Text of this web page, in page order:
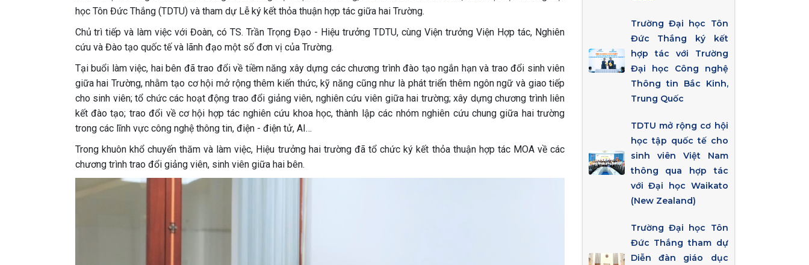
học Tôn Đức Thắng (TDTU) và tham dự Lễ ký kết thỏa thuận hợp tác giữa hai Trường.
Chủ trì tiếp và làm việc với Đoàn, có TS. Trần Trọng Đạo - Hiệu trưởng TDTU, cùng Viện trưởng Viện Hợp tác, Nghiên
cứu và Đào tạo quốc tế và lãnh đạo một số đơn vị của Trường.
Tại buổi làm việc, hai bên đã trao đổi về tiềm năng xây dựng các chương trình đào tạo ngắn hạn và trao đổi sinh viên
giữa hai Trường, nhằm tạo cơ hội mở rộng thêm kiến thức, kỹ năng cũng như là phát triển thêm ngôn ngữ và giao tiếp
cho sinh viên; tổ chức các hoạt động trao đổi giảng viên, nghiên cứu viên giữa hai trường; xây dựng chương trình liên
kết đào tạo; trao đổi về cơ hội hợp tác nghiên cứu khoa học, thành lập các nhóm nghiên cứu chung giữa hai trường
trong các lĩnh vực công nghệ thông tin, điện - điện tử, AI…
Trong khuôn khổ chuyến thăm và làm việc, Hiệu trưởng hai trường đã tổ chức ký kết thỏa thuận hợp tác MOA về các
chương trình trao đổi giảng viên, sinh viên giữa hai bên.
Trường Đại học Tôn
Đức Thắng ký kết
hợp tác với Trường
Đại học Công nghệ
Thông tin Bắc Kinh,
Trung Quốc
TDTU mở rộng cơ hội
học tập quốc tế cho
sinh viên Việt Nam
thông qua hợp tác
với Đại học Waikato
(New Zealand)
Trường Đại học Tôn
Đức Thắng tham dự
Diễn đàn giáo dục